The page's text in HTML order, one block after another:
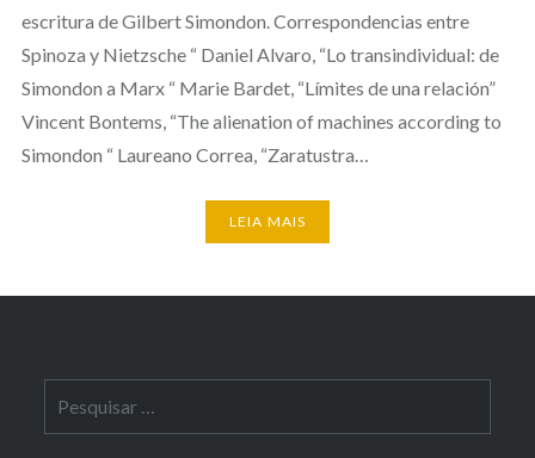
escritura de Gilbert Simondon. Correspondencias entre
Spinoza y Nietzsche “ Daniel Alvaro, “Lo transindividual: de
Simondon a Marx “ Marie Bardet, “Límites de una relación”
Vincent Bontems, “The alienation of machines according to
Simondon “ Laureano Correa, “Zaratustra…
LEIA MAIS
por: